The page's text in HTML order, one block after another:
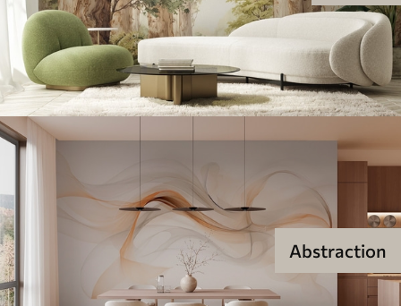
Abstraction